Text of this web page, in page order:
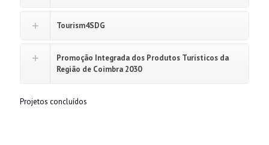
Tourism4SDG
Promoção Integrada dos Produtos Turísticos da
Região de Coimbra 2030
Projetos concluídos